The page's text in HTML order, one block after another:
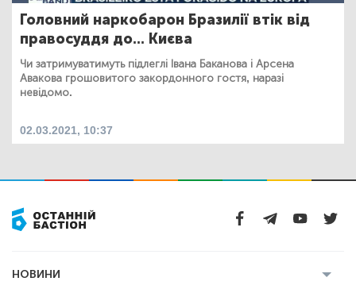
Головний наркобарон Бразилії втік від
правосуддя до... Києва
Чи затримуватимуть підлеглі Івана Баканова і Арсена
Авакова грошовитого закордонного гостя, наразі
невідомо.
02.03.2021, 10:37
НОВИНИ